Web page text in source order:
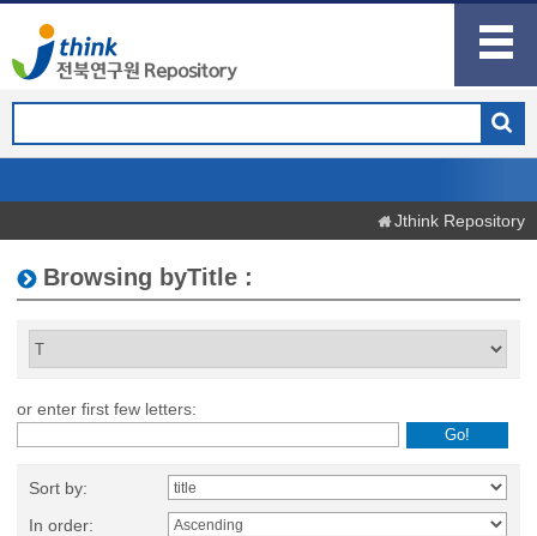
Jthink Repository
Browsing byTitle :
or enter first few letters:
Sort by:
In order: